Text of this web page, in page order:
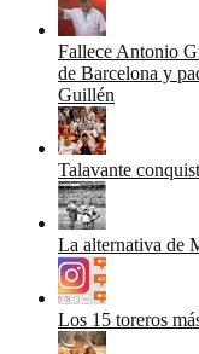
Fallece Antonio
de Barcelona y
Guillén
Talavante
La alternativa de
Los 15 toreros